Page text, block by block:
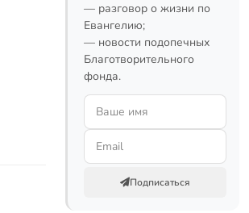
— разговор о жизни по
Евангелию;
— новости подопечных
Благотворительного
фонда.
Подписаться